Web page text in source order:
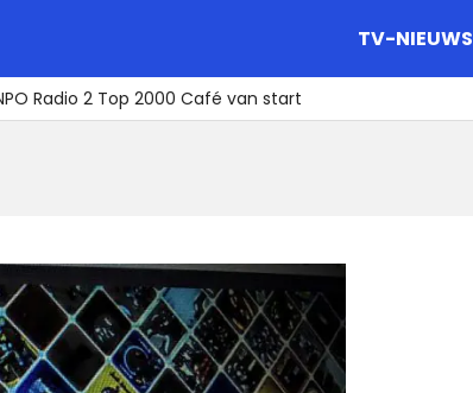
TV-NIEUWS
Radio 2 Top 2000 Café van start